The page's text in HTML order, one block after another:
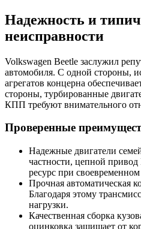
Надежность и
неисправности
Volkswagen Beetle заслужил
автомобиля. С одной стороны,
агрегатов концерна
стороны, турбированные
КПП требуют внимательного
Проверенные
Надежные двигатели
частности, цепной
ресурс при
Прочная автоматическая
Благодаря этому
нагрузки.
Качественная сборка
оцинковка защищает от